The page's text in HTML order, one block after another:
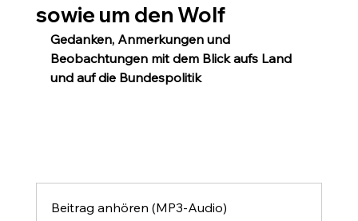
sowie um den Wolf
Gedanken, Anmerkungen und
Beobachtungen mit dem Blick aufs Land
und auf die Bundespolitik
Beitrag anhören (MP3-Audio)